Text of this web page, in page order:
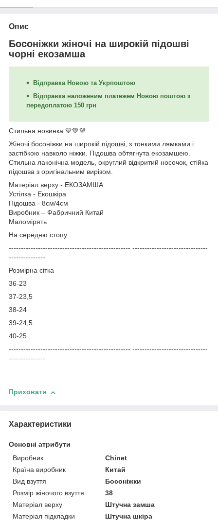
Опис
Босоніжки жіночі на широкій підошві
чорні екозамша
Відправка Новою та Укрпоштою
Відправка наложеним платежем Новою поштою з
передоплатою 150 грн
Стильна новинка 💙💚💜
Жіночі босоніжки на широкій підошві, з тонкими лямками і
застібкою навколо ніжки. Підошва обтягнута екозамшею.
Стильна лаконічна модель, округлий відкритий носочок, стійка
підошва з оригінальним вирізом.
Матеріал верху - ЕКОЗАМША
Устілка - Екошкіра
Підошва - 8см/4см
Виробник – Фабричний Китай
Маломірять
На середню стопу
-------------------------------------------------- -------------------------------
---------------
Розмірна сітка
36-23
37-23,5
38-24
39-24,5
40-25
-------------------------------------------------- -------------------------------
---------------
Приховати
Характеристики
Основні атрибути
Виробник
Chinet
Країна виробник
Китай
Вид взуття
Босоніжки
Розмір жіночого взуття
38
Матеріал верху
Штучна замша
Матеріал підкладки
Штучна шкіра